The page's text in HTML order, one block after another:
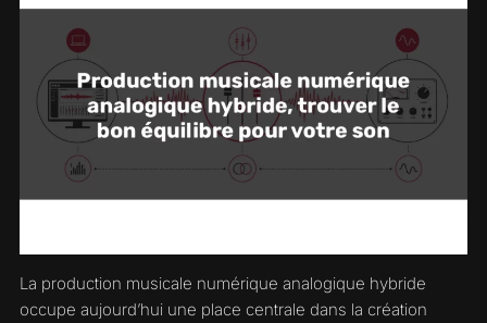
La production musicale numérique analogique hybride
occupe aujourd’hui une place centrale dans la création